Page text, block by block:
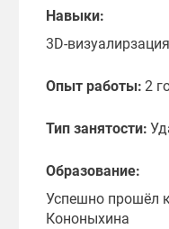
Навыки:
3D-визуалирзация
Опыт работы: 2
Тип занятости:
Образование:
Успешно прошёл
Кононыхина